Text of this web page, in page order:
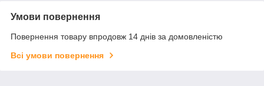
Умови повернення
Повернення товару впродовж 14 днів за домовленістю
Всі умови повернення